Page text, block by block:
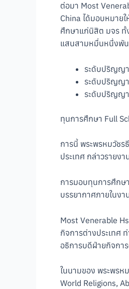
ต่อมา Most
China ได้มอบหมาย
ศึกษาแก่นิสิต มจร ทั้
แสนสามหมื่นหนึ่งพัน
ระดับปริญญา
ระดับปริญญ
ระดับปริญญา
ทุนการศึกษา Full
การนี้ พระพรหมวัช
ประเทศ กล่าวราย
การมอบทุนการศึกษ
บรรยากาศภายในง
Most Venerable
กิจการต่างประเทศ
อธิการบดีฝ่ายกิจการ
ในนามของ พระพรห
World Religions,